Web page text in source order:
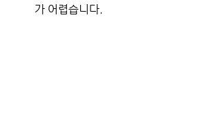
가 어렵습니다.